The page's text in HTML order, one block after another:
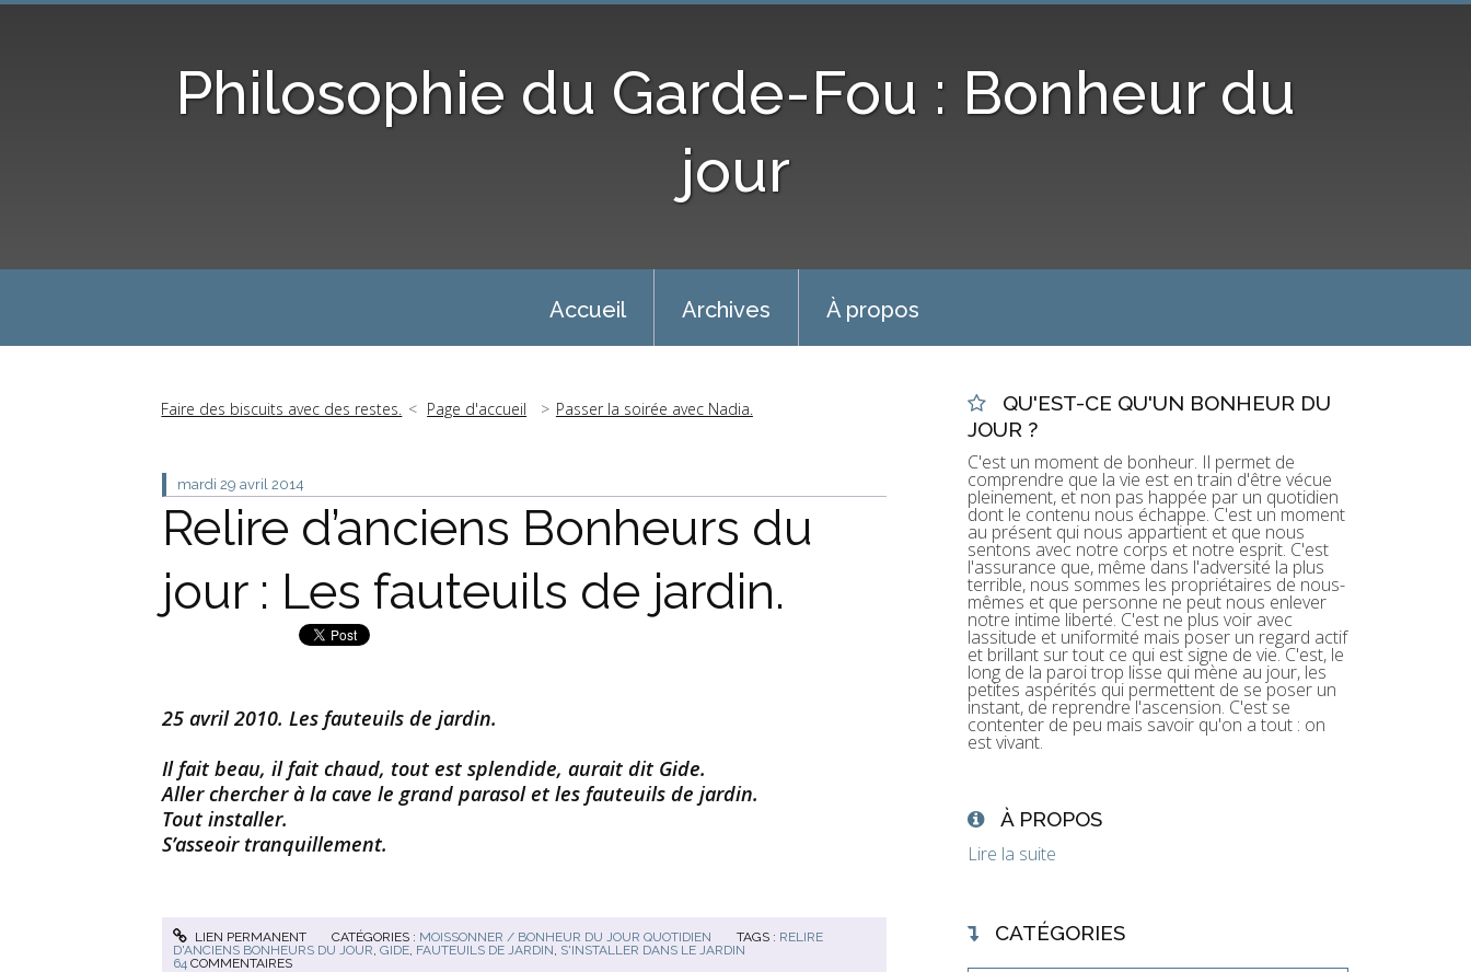
Philosophie du Garde-Fou : Bonheur du
jour
Accueil Archives À propos
Faire des biscuits avec des restes. Page d'accueil Passer la soirée avec Nadia.
mardi 29 avril 2014
Relire d’anciens Bonheurs du
jour : Les fauteuils de jardin.
25 avril 2010. Les fauteuils de jardin.
Il fait beau, il fait chaud, tout est splendide, aurait dit Gide.
Aller chercher à la cave le grand parasol et les fauteuils de jardin.
Tout installer.
S’asseoir tranquillement.
LIEN PERMANENT CATÉGORIES : MOISSONNER / BONHEUR DU JOUR QUOTIDIEN TAGS : RELIRE
D'ANCIENS BONHEURS DU JOUR, GIDE, FAUTEUILS DE JARDIN, S'INSTALLER DANS LE JARDIN
64 COMMENTAIRES
QU'EST-CE QU'UN BONHEUR DU
JOUR ?
C'est un moment de bonheur. Il permet de
comprendre que la vie est en train d'être vécue
pleinement, et non pas happée par un quotidien
dont le contenu nous échappe. C'est un moment
au présent qui nous appartient et que nous
sentons avec notre corps et notre esprit. C'est
l'assurance que, même dans l'adversité la plus
terrible, nous sommes les propriétaires de nous-
mêmes et que personne ne peut nous enlever
notre intime liberté. C'est ne plus voir avec
lassitude et uniformité mais poser un regard actif
et brillant sur tout ce qui est signe de vie. C'est, le
long de la paroi trop lisse qui mène au jour, les
petites aspérités qui permettent de se poser un
instant, de reprendre l'ascension. C'est se
contenter de peu mais savoir qu'on a tout : on
est vivant.
À PROPOS
Lire la suite
CATÉGORIES